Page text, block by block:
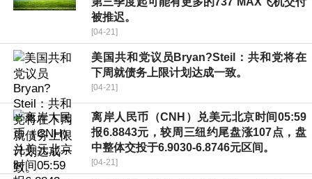
被推迟。
[04-21]
美国共和党议员Bryan?Steil：共和党将在
下周就债务上限计划达成一致。
[04-21]
离岸人民币（CNH）兑美元北京时间05:59
报6.8843元，较周三纽约尾盘涨107点，盘
中整体交投于6.9030-6.8746元区间。
[04-21]